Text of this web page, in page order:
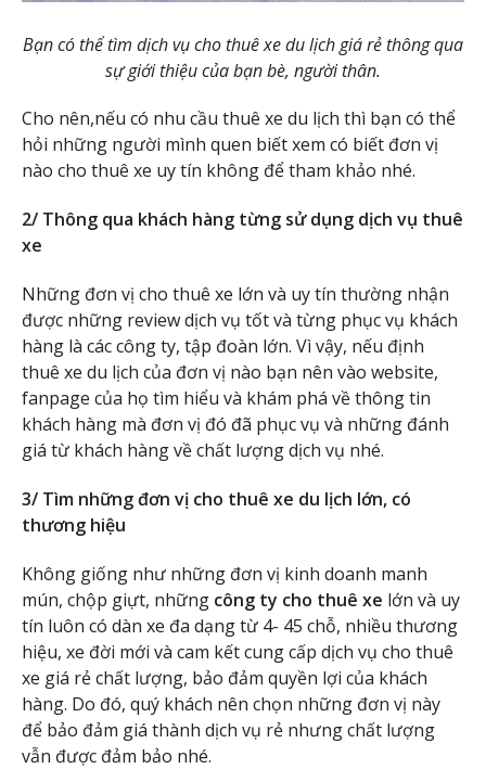
Bạn có thể tìm dịch vụ cho thuê xe du lịch giá rẻ thông qua
sự giới thiệu của bạn bè, người thân.
Cho nên,nếu có nhu cầu thuê xe du lịch thì bạn có thể
hỏi những người mình quen biết xem có biết đơn vị
nào cho thuê xe uy tín không để tham khảo nhé.
2/ Thông qua khách hàng từng sử dụng dịch vụ thuê
xe
Những đơn vị cho thuê xe lớn và uy tín thường nhận
được những review dịch vụ tốt và từng phục vụ khách
hàng là các công ty, tập đoàn lớn. Vì vậy, nếu định
thuê xe du lịch của đơn vị nào bạn nên vào website,
fanpage của họ tìm hiểu và khám phá về thông tin
khách hàng mà đơn vị đó đã phục vụ và những đánh
giá từ khách hàng về chất lượng dịch vụ nhé.
3/ Tìm những đơn vị cho thuê xe du lịch lớn, có
thương hiệu
Không giống như những đơn vị kinh doanh manh
mún, chộp giựt, những công ty cho thuê xe lớn và uy
tín luôn có dàn xe đa dạng từ 4- 45 chỗ, nhiều thương
hiệu, xe đời mới và cam kết cung cấp dịch vụ cho thuê
xe giá rẻ chất lượng, bảo đảm quyền lợi của khách
hàng. Do đó, quý khách nên chọn những đơn vị này
để bảo đảm giá thành dịch vụ rẻ nhưng chất lượng
vẫn được đảm bảo nhé.